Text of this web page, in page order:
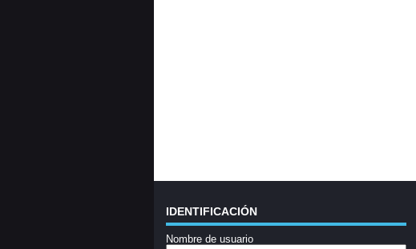
IDENTIFICACIÓN
Nombre de usuario